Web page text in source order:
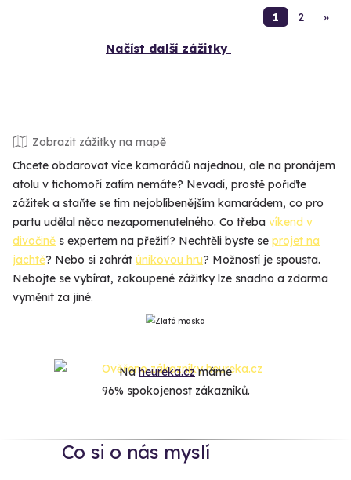
1 2 »
Načíst další zážitky
Zobrazit zážitky na mapě
Chcete obdarovat více kamarádů najednou, ale na pronájem
atolu v tichomoří zatím nemáte? Nevadí, prostě pořiďte
zážitek a staňte se tím nejoblíbenějším kamarádem, co pro
partu udělal něco nezapomenutelného. Co třeba víkend v
divočině s expertem na přežití? Nechtěli byste se projet na
jachtě? Nebo si zahrát únikovou hru? Možností je spousta.
Nebojte se vybírat, zakoupené zážitky lze snadno a zdarma
vyměnit za jiné.
Naheureka.czmáme
96% spokojenost zákazníků.
Co si o nás myslí